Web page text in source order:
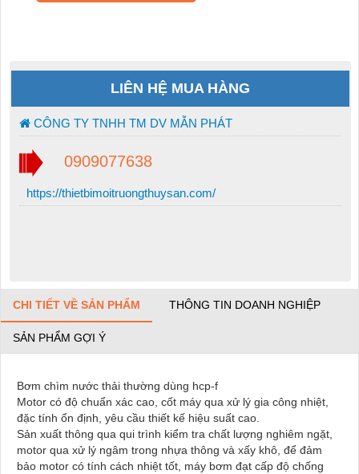
LIÊN HỆ MUA HÀNG
CÔNG TY TNHH TM DV MẪN PHÁT
0909077638
https://thietbimoitruongthuysan.com/
CHI TIẾT VỀ SẢN PHẨM THÔNG TIN DOANH NGHIỆP
SẢN PHẨM GỢI Ý
Bơm chìm nước thải thường dùng hcp-f
Motor có độ chuẩn xác cao, cốt máy qua xử lý gia công nhiệt,
đặc tính ổn định, yêu cầu thiết kế hiệu suất cao.
Sản xuất thông qua qui trình kiểm tra chất lượng nghiêm ngặt,
motor qua xử lý ngâm trong nhựa thông và xấy khô, để đảm
bảo motor có tính cách nhiệt tốt, máy bơm đạt cấp độ chống